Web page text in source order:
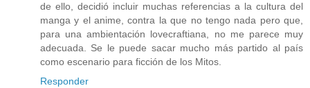
de ello, decidió incluir muchas referencias a la cultura del
manga y el anime, contra la que no tengo nada pero que,
para una ambientación lovecraftiana, no me parece muy
adecuada. Se le puede sacar mucho más partido al país
como escenario para ficción de los Mitos.
Responder